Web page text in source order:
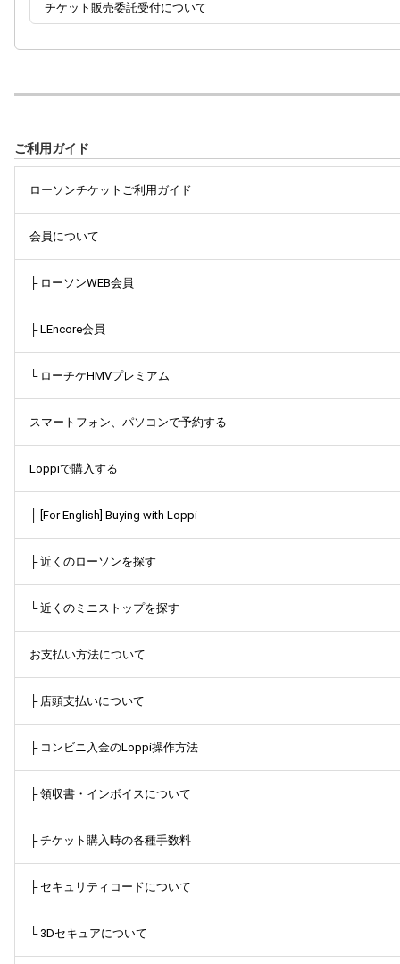
チケット販売委託受付について
ご利用ガイド
ローソンチケットご利用ガイド
会員について
├ ローソンWEB会員
├ LEncore会員
└ ローチケHMVプレミアム
スマートフォン、パソコンで予約する
Loppiで購入する
├ [For English] Buying with Loppi
├ 近くのローソンを探す
└ 近くのミニストップを探す
お支払い方法について
├ 店頭支払いについて
├ コンビニ入金のLoppi操作方法
├ 領収書・インボイスについて
├ チケット購入時の各種手数料
├ セキュリティコードについて
└ 3Dセキュアについて